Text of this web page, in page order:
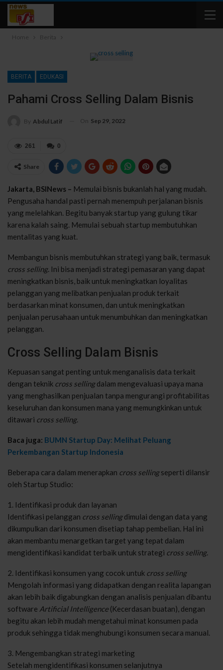
Home Berita
BERITA EDUKASI
Pahami Cross Selling Dalam Bisnis
By Abdul Latif On Sep 29, 2022
0
261
Share
Jakarta, BSINews – Memulai bisnis bukanlah hal yang mudah.
Pengusaha handal pasti pernah menempuh perjalanan bisnis
yang melelahkan. Begitu banyak startup yang gulung tikar
karena kalah saing. Memulai sebuah startup membutuhkan
mentalitas yang kuat.
Membangun bisnis membutuhkan strategi yang baik, termasuk
cross selling. Ini bisa menjadi strategi pemasaran yang dapat
meningkatkan bisnis, baik untuk meningkatkan loyalitas
pelanggan yang melibatkan penjualan produk terkait
berdasarkan minat konsumen, dan untuk meningkatkan
penjualan perusahaan untuk menumbuhkan dan meningkatkan
pelanggan.
Cross Selling Dalam Bisnis
Kepuasan sangat penting untuk menganalisis data terkait
dengan teknik cross sellingdalam mengevaluasi upaya mana
yang menghasilkan penjualan tanpa mengurangi profitabilitas
keseluruhan dan konsumen mana yang memungkinkan untuk
ditawari cross selling.
Baca juga: BUMN Startup Day: Melihat Peluang
Perkembangan Startup Indonesia
Beberapa cara dalam menerapkan cross sellingseperti dilansir
oleh Startup Studio:
1. Identifikasi produk dan layanan
Identifikasi pelanggan cross sellingdimulai dengan data yang
dikumpulkan dari konsumen disetiap tahap pembelian. Hal ini
akan membantu menargetkan target yang tepat dalam
mengidentifikasi kandidat terbaik untuk strategi cross selling.
2. Identifikasi konsumen yang cocok untuk cross selling
Mengolah informasi yang didapatkan dengan realita lapangan
akan lebih baik digabungkan dengan analisis penjualan dibantu
software Artificial Intelligence(Kecerdasan buatan), dengan
begitu akan lebih mudah mengetahui minat konsumen pada
produk sehingga tidak menghubungi konsumen secara manual.
3. Mengembangkan strategi marketing
Setelah mengidentifikasi konsumen selanjutnya